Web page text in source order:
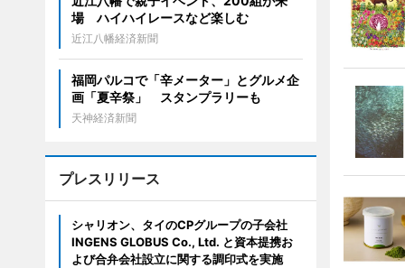
場 ハイハイレースなど楽しむ
近江八幡経済新聞
福岡パルコで「辛メーター」とグルメ企
画「夏辛祭」 スタンプラリーも
天神経済新聞
プレスリリース
シャリオン、タイのCPグループの子会社
INGENS GLOBUS Co., Ltd. と資本提携お
よび合弁会社設立に関する調印式を実施